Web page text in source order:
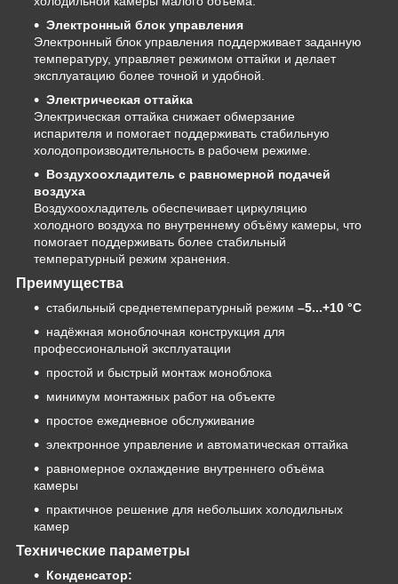
Электронный блок управления
Электронный блок управления поддерживает заданную
температуру, управляет режимом оттайки и делает
эксплуатацию более точной и удобной.
Электрическая оттайка
Электрическая оттайка снижает обмерзание
испарителя и помогает поддерживать стабильную
холодопроизводительность в рабочем режиме.
Воздухоохладитель с равномерной подачей
воздуха
Воздухоохладитель обеспечивает циркуляцию
холодного воздуха по внутреннему объёму камеры, что
помогает поддерживать более стабильный
температурный режим хранения.
Преимущества
стабильный среднетемпературный режим –5...+10 °C
надёжная моноблочная конструкция для
профессиональной эксплуатации
простой и быстрый монтаж моноблока
минимум монтажных работ на объекте
простое ежедневное обслуживание
электронное управление и автоматическая оттайка
равномерное охлаждение внутреннего объёма
камеры
практичное решение для небольших холодильных
камер
Технические параметры
Конденсатор: